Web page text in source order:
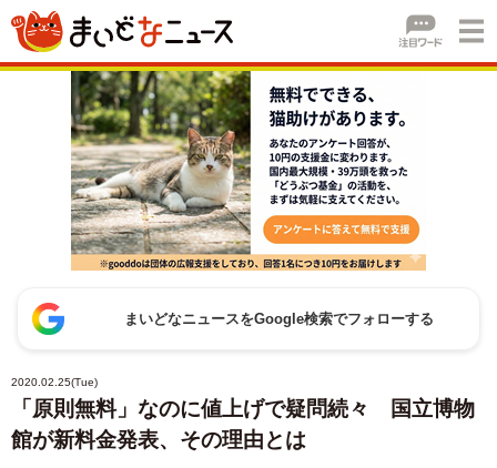
まいどなニュースをGoogle検索でフォローする
2020.02.25(Tue)
「原則無料」なのに値上げで疑問続々 国立博物
館が新料金発表、その理由とは